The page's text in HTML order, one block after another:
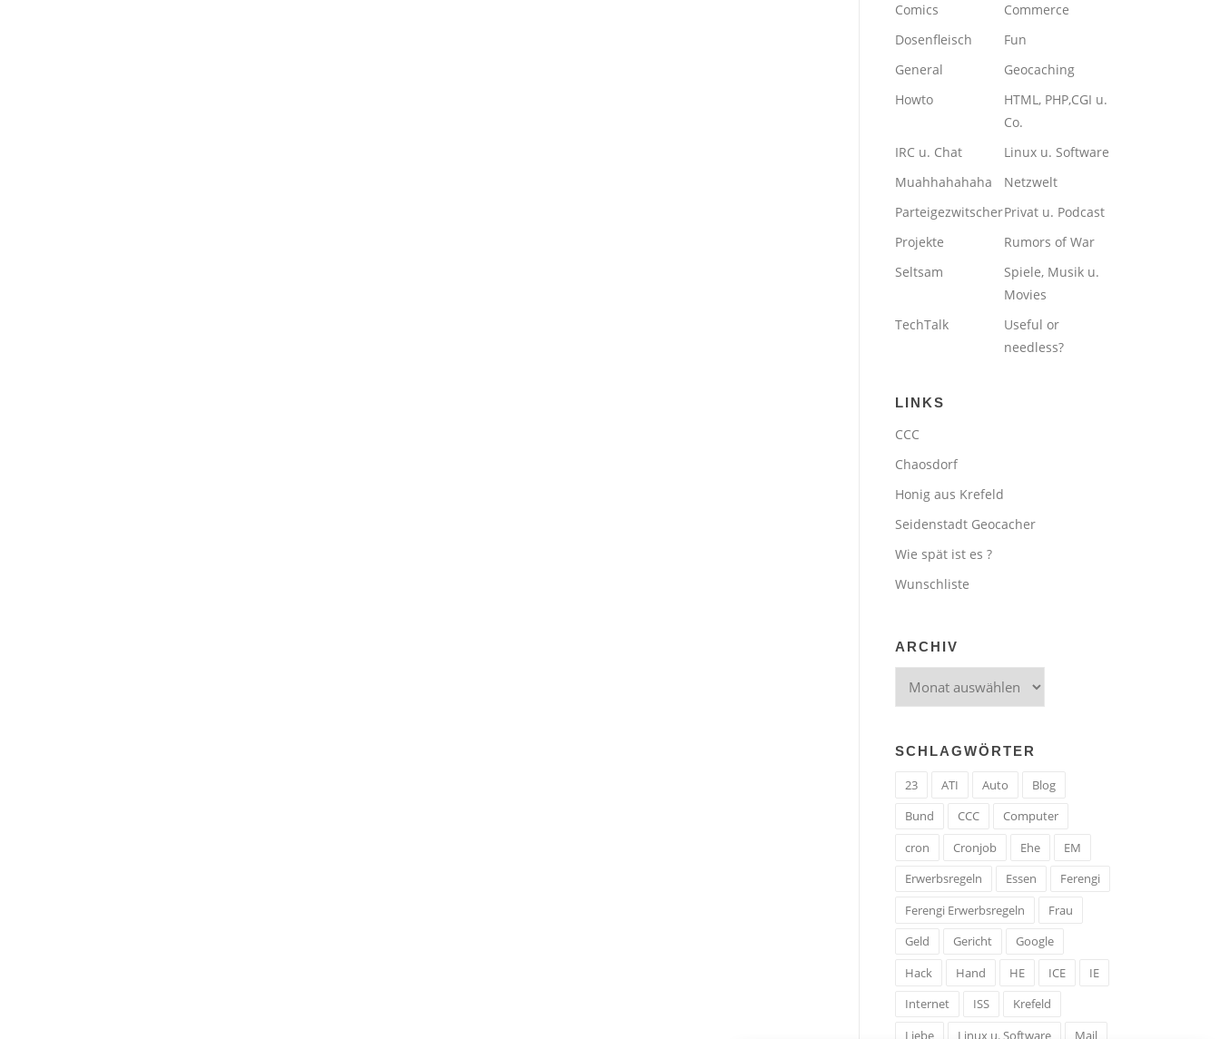
Comics
Commerce
Dosenfleisch
Fun
General
Geocaching
Howto
HTML, PHP,CGI u.
Co.
IRC u. Chat
Linux u. Software
Muahhahahaha
Netzwelt
ParteigezwitscherPrivat u. Podcast
Projekte
Rumors of War
Seltsam
Spiele, Musik u.
Movies
TechTalk
Useful or
needless?
LINKS
CCC
Chaosdorf
Honig aus Krefeld
Seidenstadt Geocacher
Wie spät ist es ?
Wunschliste
ARCHIV
Archiv
SCHLAGWÖRTER
23 ATI Auto
Blog
Bund
CCC
Computer
cron
Cronjob Ehe
EM
Erwerbsregeln
Essen
Ferengi
Ferengi Erwerbsregeln
Frau
Geld
Gericht
Google
Hack
Hand HE ICE
IE
Internet
ISS
Krefeld
Liebe
Linux u. Software Mail